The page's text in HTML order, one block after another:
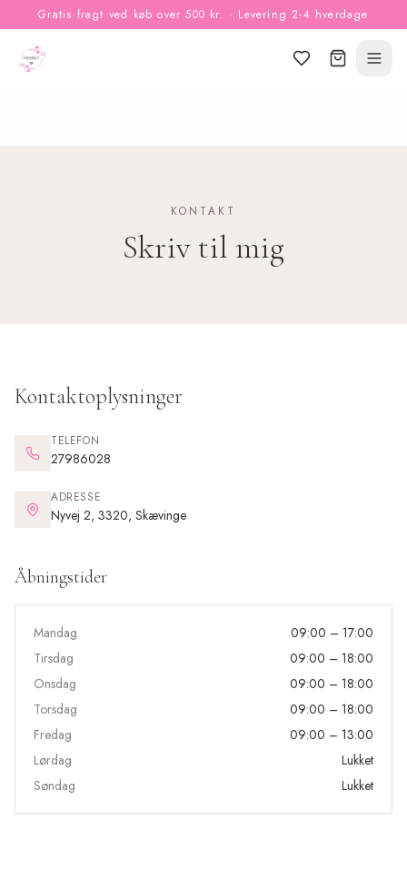
Gratis fragt ved køb over 500 kr. · Levering 2-4 hverdage
KONTAKT
Skriv til mig
Kontaktoplysninger
TELEFON
27986028
ADRESSE
Nyvej 2, 3320, Skævinge
Åbningstider
Mandag
09:00 – 17:00
Tirsdag
09:00 – 18:00
Onsdag
09:00 – 18:00
Torsdag
09:00 – 18:00
Fredag
09:00 – 13:00
Lørdag
Lukket
Søndag
Lukket